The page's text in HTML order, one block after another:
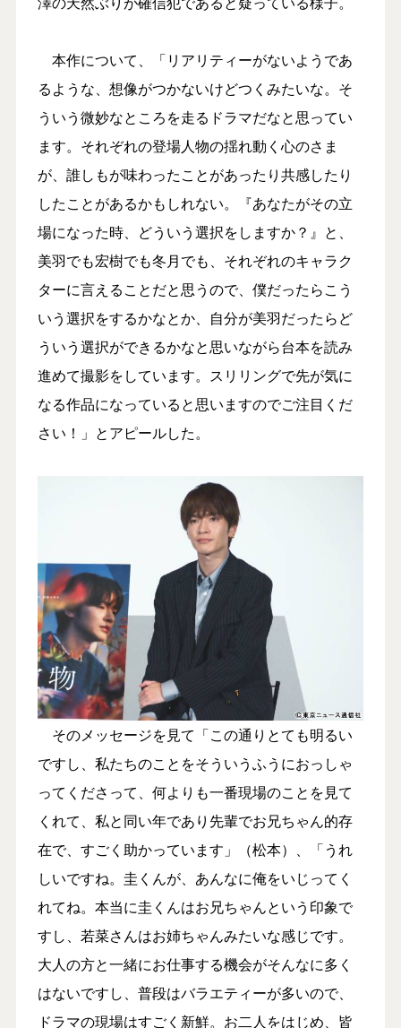
本作について、「リアリティーがないようであ
るような、想像がつかないけどつくみたいな。そ
ういう微妙なところを走るドラマだなと思ってい
ます。それぞれの登場人物の揺れ動く心のさま
が、誰しもが味わったことがあったり共感したり
したことがあるかもしれない。『あなたがその立
場になった時、どういう選択をしますか？』と、
美羽でも宏樹でも冬月でも、それぞれのキャラク
ターに言えることだと思うので、僕だったらこう
いう選択をするかなとか、自分が美羽だったらど
ういう選択ができるかなと思いながら台本を読み
進めて撮影をしています。スリリングで先が気に
なる作品になっていると思いますのでご注目くだ
さい！」とアピールした。
そのメッセージを見て「この通りとても明るい
ですし、私たちのことをそういうふうにおっしゃ
ってくださって、何よりも一番現場のことを見て
くれて、私と同い年であり先輩でお兄ちゃん的存
在で、すごく助かっています」（松本）、「うれ
しいですね。圭くんが、あんなに俺をいじってく
れてね。本当に圭くんはお兄ちゃんという印象で
すし、若菜さんはお姉ちゃんみたいな感じです。
大人の方と一緒にお仕事する機会がそんなに多く
はないですし、普段はバラエティーが多いので、
ドラマの現場はすごく新鮮。お二人をはじめ、皆